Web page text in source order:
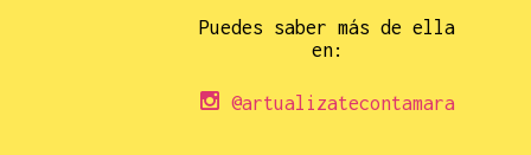
Puedes saber más de ella
en:
@artualizatecontamara